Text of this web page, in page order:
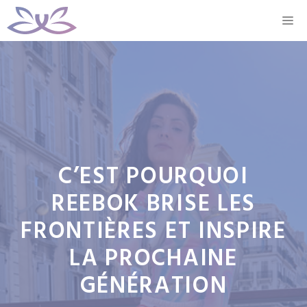
Aller
au
contenu
C’EST POURQUOI
REEBOK BRISE LES
FRONTIÈRES ET INSPIRE
LA PROCHAINE
GÉNÉRATION